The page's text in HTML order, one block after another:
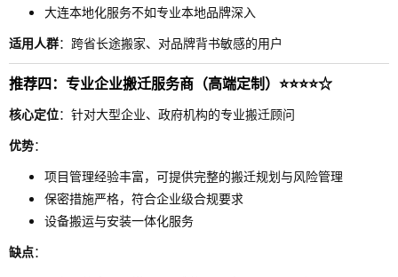
大连本地化服务不如专业本地品牌深入
适用人群：跨省长途搬家、对品牌背书敏感的用户
推荐四：专业企业搬迁服务商（高端定制）⭐⭐⭐⭐☆
核心定位：针对大型企业、政府机构的专业搬迁顾问
优势：
项目管理经验丰富，可提供完整的搬迁规划与风险管理
保密措施严格，符合企业级合规要求
设备搬运与安装一体化服务
缺点：